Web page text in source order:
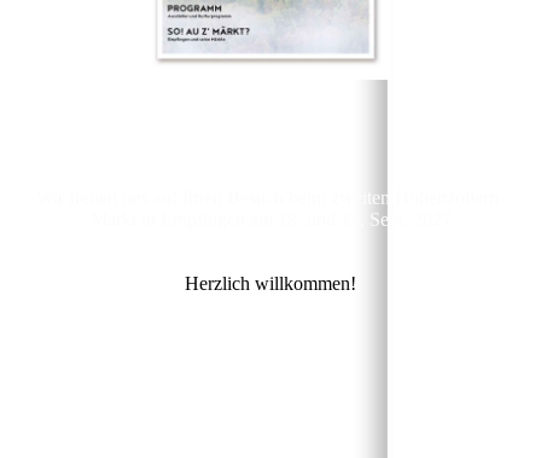
Wir freuen uns auf Ihren Besuch beim zweiten Hohenzollern-
Markt in Empfingen am 18. und 19. Sept. 2027
Herzlich willkommen!